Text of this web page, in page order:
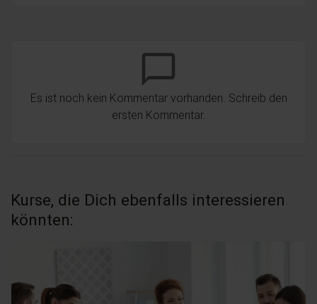
chat_bubble_outline
Es ist noch kein Kommentar vorhanden. Schreib den
ersten Kommentar.
Kurse, die Dich ebenfalls interessieren
könnten: